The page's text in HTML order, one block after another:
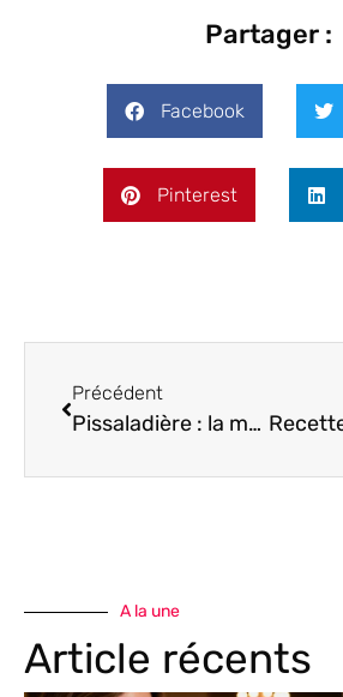
Partager :
Facebook
Pinterest
Précédent
Pissaladière : la méthode traditionnelle pour réussir la véritable recette niçoise
A la une
Article récents